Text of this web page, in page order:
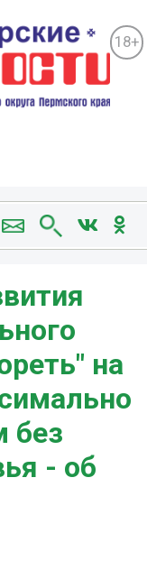
18+
на
без
- об